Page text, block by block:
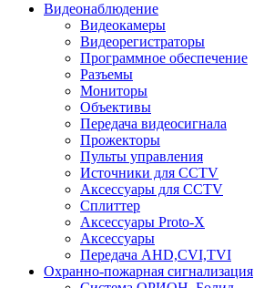
Видеонаблюдение
Видеокамеры
Видеорегистраторы
Программное обеспечение
Разъемы
Мониторы
Объективы
Передача видеосигнала
Прожекторы
Пульты управления
Источники для CCTV
Аксессуары для CCTV
Сплиттер
Аксессуары Proto-X
Аксессуары
Передача AHD,CVI,TVI
Охранно-пожарная сигнализация